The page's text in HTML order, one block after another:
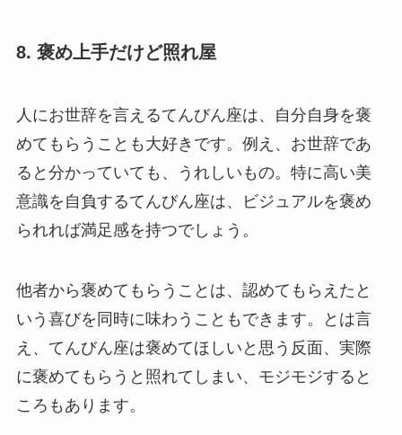
8. 褒め上手だけど照れ屋
人にお世辞を言えるてんびん座は、自分自身を褒
めてもらうことも大好きです。例え、お世辞であ
ると分かっていても、うれしいもの。特に高い美
意識を自負するてんびん座は、ビジュアルを褒め
られれば満足感を持つでしょう。
他者から褒めてもらうことは、認めてもらえたと
いう喜びを同時に味わうこともできます。とは言
え、てんびん座は褒めてほしいと思う反面、実際
に褒めてもらうと照れてしまい、モジモジすると
ころもあります。